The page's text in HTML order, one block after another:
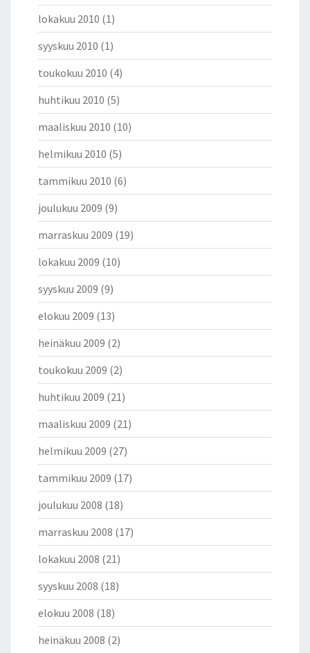
lokakuu 2010 (1)
syyskuu 2010 (1)
toukokuu 2010 (4)
huhtikuu 2010 (5)
maaliskuu 2010 (10)
helmikuu 2010 (5)
tammikuu 2010 (6)
joulukuu 2009 (9)
marraskuu 2009 (19)
lokakuu 2009 (10)
syyskuu 2009 (9)
elokuu 2009 (13)
heinäkuu 2009 (2)
toukokuu 2009 (2)
huhtikuu 2009 (21)
maaliskuu 2009 (21)
helmikuu 2009 (27)
tammikuu 2009 (17)
joulukuu 2008 (18)
marraskuu 2008 (17)
lokakuu 2008 (21)
syyskuu 2008 (18)
elokuu 2008 (18)
heinäkuu 2008 (2)